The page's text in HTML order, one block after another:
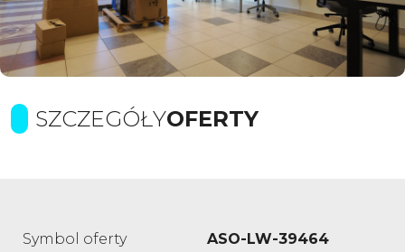
SZCZEGÓŁYOFERTY
Symbol oferty
ASO-LW-39464